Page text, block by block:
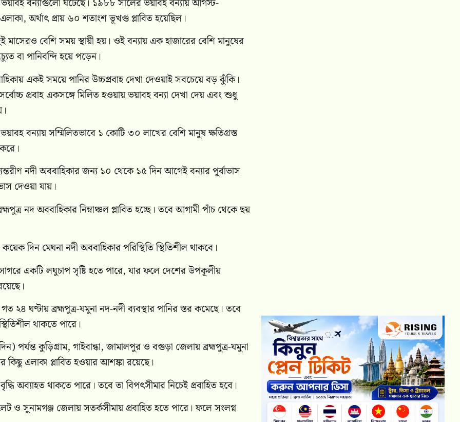
ভয়াবহ বন্যাগুলো ঘটেছে। ১৯৮৮ সালের ভয়াবহ বন্যায় আগস্ট-
অর্থাৎ প্রায় ৬০ শতাংশ ভূখণ্ড প্লাবিত হয়েছিল।
বেশি সময় স্থায়ী হয়। ওই বন্যায় এক হাজারের বেশি মানুষের
বা পানিবন্দি হয়ে পড়েন।
একই সময়ে পানির উচ্চপ্রবাহ দেখা দেওয়াই সবচেয়ে বড় ঝুঁকি।
প্রবাহ একসঙ্গে মিলিত হওয়ায় ভয়াবহ বন্যা দেখা দেয় এবং শুধু
বন্যায় সম্মিলিতভাবে ১ কোটি ৩০ লাখের বেশি মানুষ ক্ষতিগ্রস্ত
নদী অববাহিকার জন্য ১০ থেকে ১৫ দিন আগেই বন্যার পূর্বাভাস
দেওয়া যায়।
নদ অববাহিকার নিম্নাঞ্চল প্লাবিত হচ্ছে। তবে আগামী পাঁচ থেকে ছয়
দিন মেঘনা নদী অববাহিকার পরিস্থিতি স্থিতিশীল থাকবে।
একটি লঘুচাপ সৃষ্টি হতে পারে, যার ফলে দেশের উপকূলীয়
২৪ ঘণ্টায় ব্রহ্মপুত্র-যমুনা নদ-নদী ব্যবস্থার পানির স্তর কমেছে। তবে
থাকতে পারে।
পর্যন্ত কুড়িগ্রাম, গাইবান্ধা, জামালপুর ও বগুড়া জেলায় ব্রহ্মপুত্র-যমুনা
কিছু এলাকা প্লাবিত হওয়ার আশঙ্কা রয়েছে।
অব্যাহত থাকতে পারে। তবে তা বিপৎসীমার নিচেই প্রবাহিত হবে।
ও সুনামগঞ্জ জেলায় সতর্কসীমায় প্রবাহিত হতে পারে। ফলে সংলগ্ন